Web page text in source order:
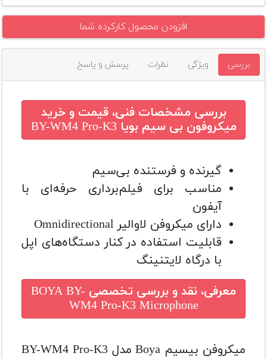
افزودن محصول کارکرده شما
بررسی ویژگی نظرات پرسش و پاسخ
بررسی مشخصات فنی، قیمت و خرید
میکروفون بی سیم بویا BY-WM4 Pro-K3
گیرنده و فرستنده بی‌سیم
مناسب برای فیلم‌برداری حرفه‌ای با
آیفون
دارای میکروفن لاوالیر Omnidirectional
قابلیت استفاده در کنار دستگاه‌های اپل
با درگاه لایتنینگ
معرفی، نقد و بررسی تخصصی BOYA BY-
WM4 Pro-K3 Microphone
میکروفن بیسیم Boya مدل BY-WM4 Pro-K3